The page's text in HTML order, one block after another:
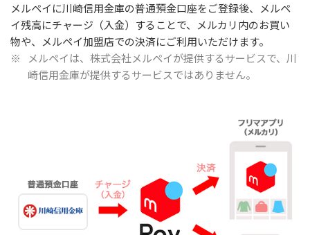
メルペイに川崎信用金庫の普通預金口座をご登録後、メルペ
イ残高にチャージ（入金）することで、メルカリ内のお買い
物や、メルペイ加盟店での決済にご利用いただけます。
メルペイは、株式会社メルペイが提供するサービスで、川
崎信用金庫が提供するサービスではありません。